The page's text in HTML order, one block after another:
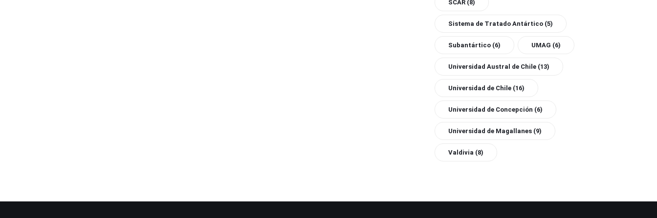
SCAR (8)
Sistema de Tratado Antártico (5)
Subantártico (6) UMAG (6)
Universidad Austral de Chile (13)
Universidad de Chile (16)
Universidad de Concepción (6)
Universidad de Magallanes (9)
Valdivia (8)